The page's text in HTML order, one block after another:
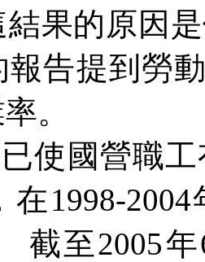
果的原因
報告提到勞
。
使國營職
在1998-2004
截至2005年